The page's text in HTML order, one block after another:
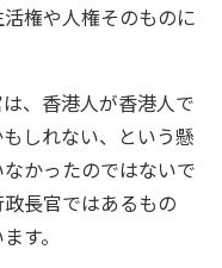
権や人権そのものに
、香港人が香港人で
しれない、という懸
かったのではないで
長官ではあるもの
す。